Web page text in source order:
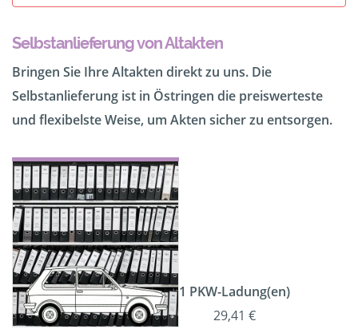
Selbstanlieferung von Altakten
Bringen Sie Ihre Altakten direkt zu uns. Die
Selbstanlieferung ist in Östringen die preiswerteste
und flexibelste Weise, um Akten sicher zu entsorgen.
1 PKW-Ladung(en)
29,41 €